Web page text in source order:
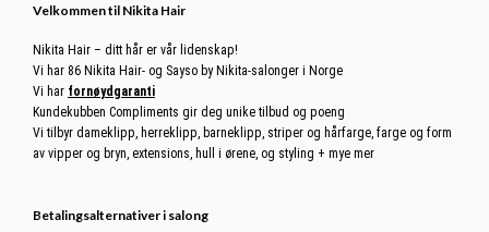
Footer
Velkommen til Nikita Hair
Nikita Hair – ditt hår er vår lidenskap!
Vi har 86 Nikita Hair- og Sayso by Nikita-salonger i Norge
Vi har fornøydgaranti
Kundekubben Compliments gir deg unike tilbud og poeng
Vi tilbyr dameklipp, herreklipp, barneklipp, striper og hårfarge, farge og form
av vipper og bryn, extensions, hull i ørene, og styling + mye mer
Betalingsalternativer i salong